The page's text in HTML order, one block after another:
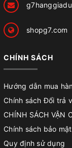
shopg7.com
CHÍNH SÁCH
Hướng dẫn mua
Chính sách Đổi trả
CHÍNH SÁCH VẬN
Chính sách bảo mật
Quy định sử dụng